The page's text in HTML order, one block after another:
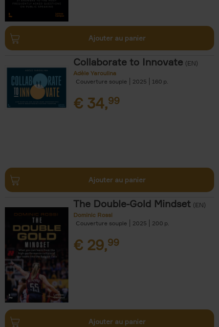
Ajouter au panier
Collaborate to Innovate (EN)
Adèle Yaroulina
Couverture souple
2025 160
€ 34,99
Ajouter au panier
The Double-Gold Mindset (EN)
Dominic Rossi
Couverture souple
2025 200
€ 29,99
Ajouter au panier